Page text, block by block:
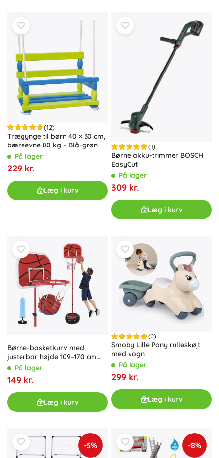
(12)
Trægynge til børn 40 × 30 cm,
bæreevne 80 kg – Blå-grøn
På lager
229 kr.
Læg i kurv
(1)
Børne akku-trimmer BOSCH
EasyCut
På lager
309 kr.
Læg i kurv
Børne-basketkurv med
justerbar højde 109–170 cm
ISO TRADE
På lager
149 kr.
Læg i kurv
(2)
Smoby Lille Pony rulleskøjt
med vogn
På lager
299 kr.
Læg i kurv
-5% -8%